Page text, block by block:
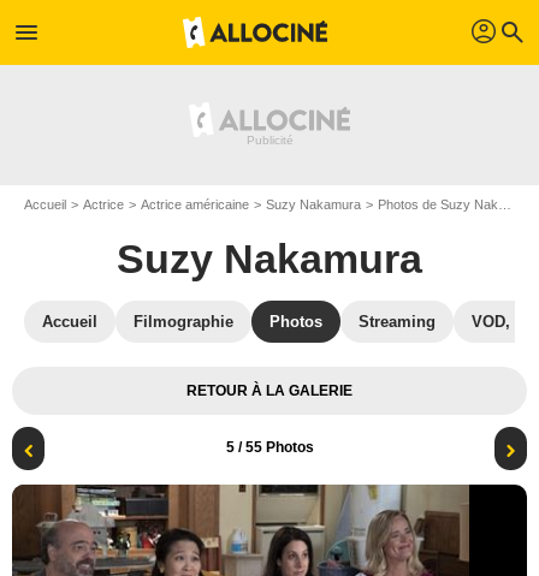
menu profil search
Accueil Actrice Actrice américaine Suzy Nakamura Photos de Suzy Nakamura
Suzy Nakamura
Accueil Filmographie Photos Streaming VOD,
RETOUR À LA GALERIE
5/ 55 Photos